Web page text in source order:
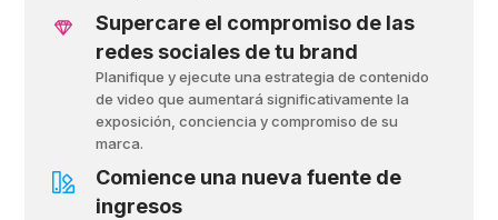
Supercare el compromiso de las
redes sociales de tu brand
Planifique y ejecute una estrategia de contenido
de video que aumentará significativamente la
exposición, conciencia y compromiso de su
marca.
Comience una nueva fuente de
ingresos